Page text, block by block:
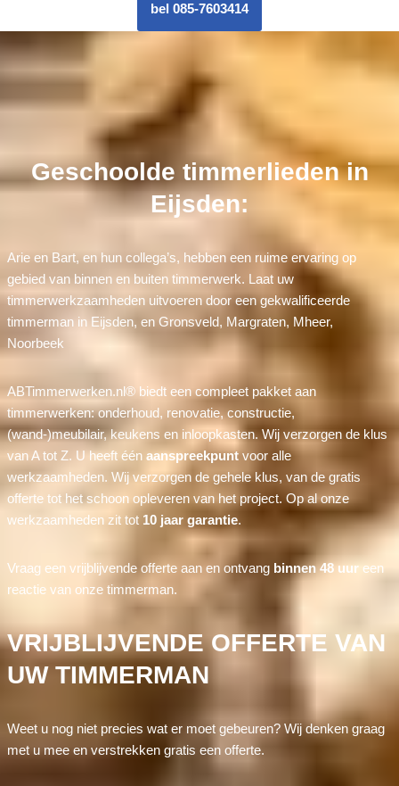
bel 085-7603414
Geschoolde timmerlieden in
Eijsden:
Arie en Bart, en hun collega’s, hebben een ruime ervaring op
gebied van binnen en buiten timmerwerk. Laat uw
timmerwerkzaamheden uitvoeren door een gekwalificeerde
timmerman in Eijsden, en Gronsveld, Margraten, Mheer,
Noorbeek
ABTimmerwerken.nl® biedt een compleet pakket aan
timmerwerken: onderhoud, renovatie, constructie,
(wand-)meubilair, keukens en inloopkasten. Wij verzorgen de klus
van A tot Z. U heeft één aanspreekpuntvoor alle
werkzaamheden. Wij verzorgen de gehele klus, van de gratis
offerte tot het schoon opleveren van het project. Op al onze
werkzaamheden zit tot 10 jaar garantie.
Vraag een vrijblijvende offerte aan en ontvang binnen 48 uureen
reactie van onze timmerman.
VRIJBLIJVENDE OFFERTE VAN
UW TIMMERMAN
Weet u nog niet precies wat er moet gebeuren? Wij denken graag
met u mee en verstrekken gratis een offerte.